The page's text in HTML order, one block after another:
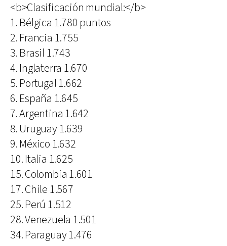
<b>Clasificación mundial:</b>
1. Bélgica 1.780 puntos
2. Francia 1.755
3. Brasil 1.743
4. Inglaterra 1.670
5. Portugal 1.662
6. España 1.645
7. Argentina 1.642
8. Uruguay 1.639
9. México 1.632
10. Italia 1.625
15. Colombia 1.601
17. Chile 1.567
25. Perú 1.512
28. Venezuela 1.501
34. Paraguay 1.476